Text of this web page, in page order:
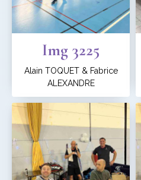
Img 3225
Alain TOQUET & Fabrice
ALEXANDRE